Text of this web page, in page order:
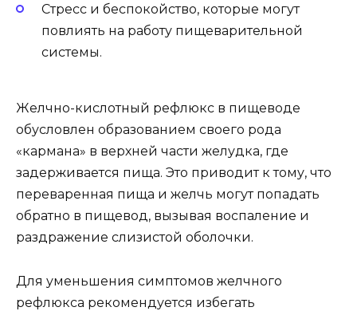
Стресс и беспокойство, которые могут
повлиять на работу пищеварительной
системы.
Желчно-кислотный рефлюкс в пищеводе
обусловлен образованием своего рода
«кармана» в верхней части желудка, где
задерживается пища. Это приводит к тому, что
переваренная пища и желчь могут попадать
обратно в пищевод, вызывая воспаление и
раздражение слизистой оболочки.
Для уменьшения симптомов желчного
рефлюкса рекомендуется избегать